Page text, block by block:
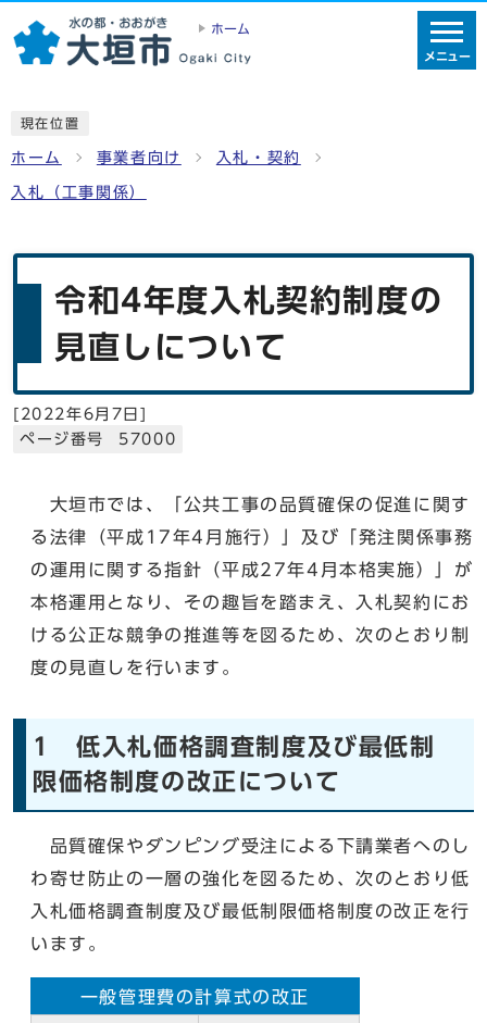
ホーム
メニュー
現在位置
ホーム 事業者向け 入札・契約
入札（工事関係）
令和4年度入札契約制度の
見直しについて
[ 2022年6月7日]
ページ番号 57000
大垣市では、「公共工事の品質確保の促進に関す
る法律（平成17年4月施行）」及び「発注関係事務
の運用に関する指針（平成27年4月本格実施）」が
本格運用となり、その趣旨を踏まえ、入札契約にお
ける公正な競争の推進等を図るため、次のとおり制
度の見直しを行います。
1 低入札価格調査制度及び最低制
限価格制度の改正について
品質確保やダンピング受注による下請業者へのし
わ寄せ防止の一層の強化を図るため、次のとおり低
入札価格調査制度及び最低制限価格制度の改正を行
います。
一般管理費の計算式の改正